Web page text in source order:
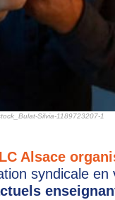
Silvia-1189723207-1
Alsace
syndicale en